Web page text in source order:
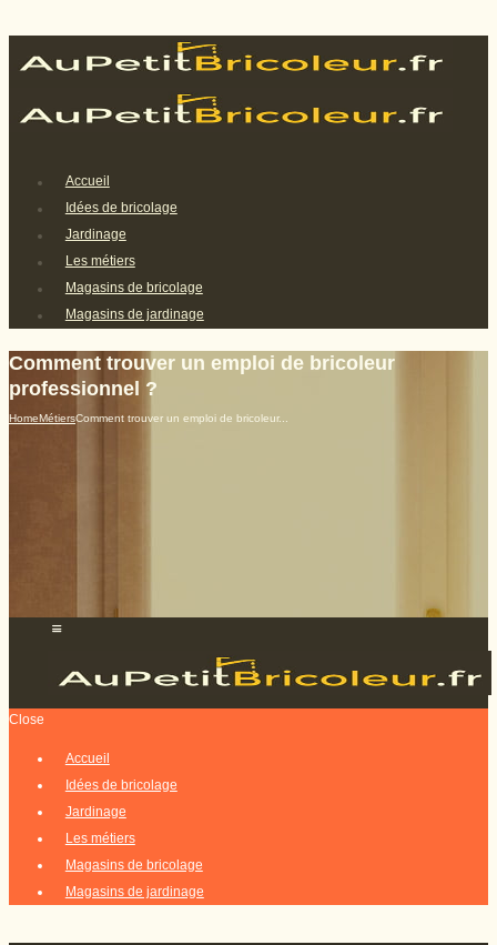
Accueil
Idées de bricolage
Jardinage
Les métiers
Magasins de bricolage
Magasins de jardinage
Comment trouver un emploi de bricoleur
professionnel ?
HomeMétiersComment trouver un emploi de bricoleur...
Close
Accueil
Idées de bricolage
Jardinage
Les métiers
Magasins de bricolage
Magasins de jardinage